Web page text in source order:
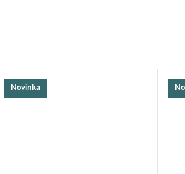
Novinka